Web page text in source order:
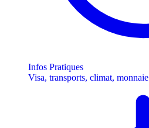
Infos Pratiques
Visa, transports, climat, monnaie